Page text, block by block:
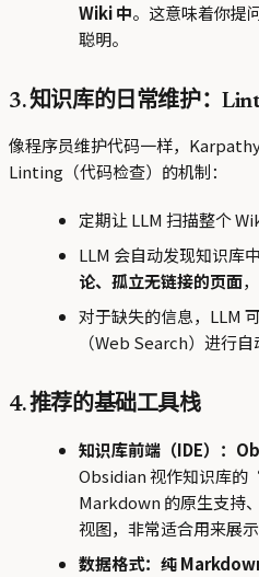
Wiki 中。这意味着你提
聪明。
3. 知识库的日常维护：
像程序员维护代码一样，
Linting（代码检查）的机制：
定期让 LLM 扫描整个
LLM 会自动发现知识库中
论、孤立无链接的页面
对于缺失的信息，LLM
（Web Search）进行
4. 推荐的基础工具栈
知识库前端（IDE）：
Obsidian 视作知识库
Markdown 的原生支持
视图，非常适合用来展
数据格式：纯